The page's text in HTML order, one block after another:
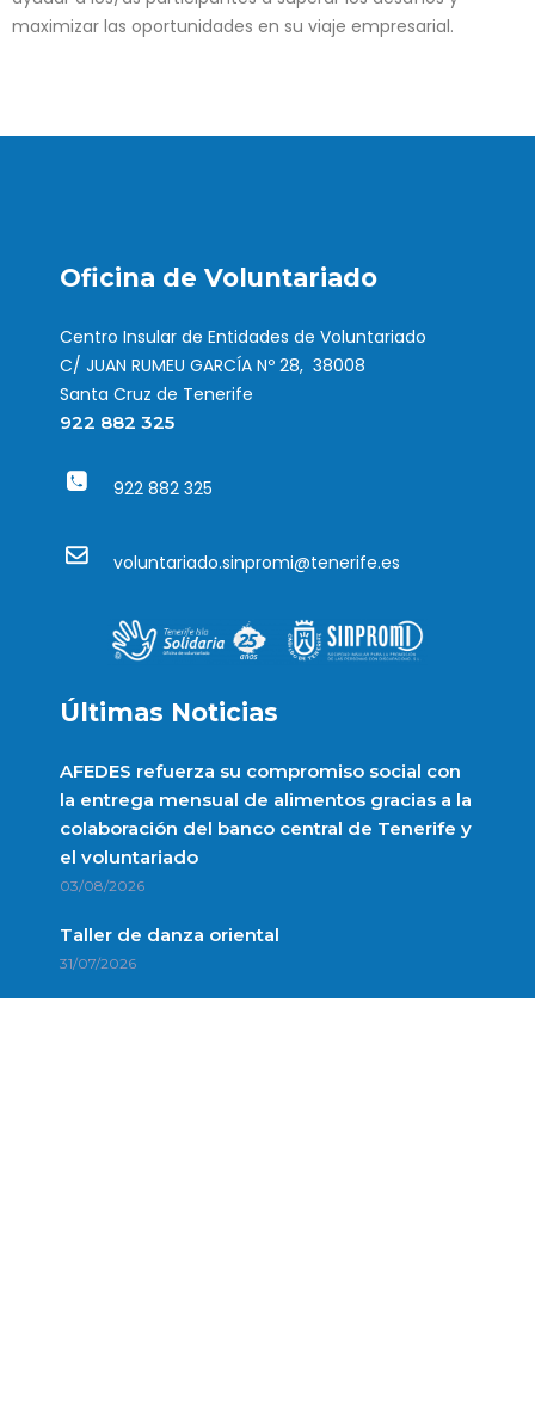
maximizar las oportunidades en su viaje empresarial.
Oficina de Voluntariado
Centro Insular de Entidades de Voluntariado
C/ JUAN RUMEU GARCÍA Nº 28, 38008
Santa Cruz de Tenerife
922 882 325
922 882 325
voluntariado.sinpromi@tenerife.es
Últimas Noticias
AFEDES refuerza su compromiso social con
la entrega mensual de alimentos gracias a la
colaboración del banco central de Tenerife y
el voluntariado
03/08/2026
Taller de danza oriental
31/07/2026